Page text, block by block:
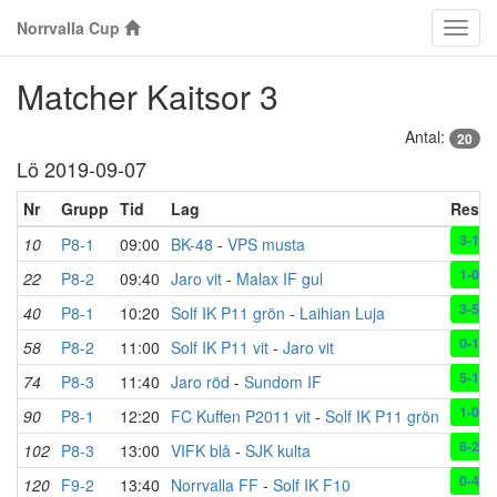
Norrvalla Cup
Matcher Kaitsor 3
Antal: 20
Lö 2019-09-07
Nr Grupp Tid Lag
10
P8-1 09:00 BK-48 - VPS musta 3-1
22 P8-2 09:40 Jaro vit - Malax IF gul 1-0
40 P8-1 10:20 Solf IK P11 grön - Laihian Luja 3-5
58 P8-2 11:00 Solf IK P11 vit - Jaro vit 0-10
74 P8-3 11:40 Jaro röd - Sundom IF 5-1
90 P8-1 12:20 FC Kuffen P2011 vit - Solf IK P11 grön 1-0
102 P8-3 13:00 VIFK blå - SJK kulta 8-2
120 F9-2 13:40 Norrvalla FF - Solf IK F10 0-4